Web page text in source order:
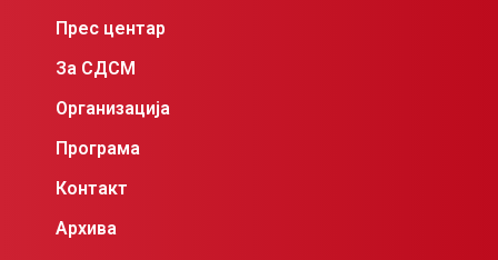
Прес центар
За СДСМ
Организација
Програма
Контакт
Архива